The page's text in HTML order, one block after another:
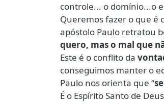
controle... o domínio...o
Queremos fazer o que é
apóstolo Paulo retratou
quero, mas o mal que
Este é o conflito da
conseguimos manter o
Paulo nos orienta que “
É o Espírito Santo de